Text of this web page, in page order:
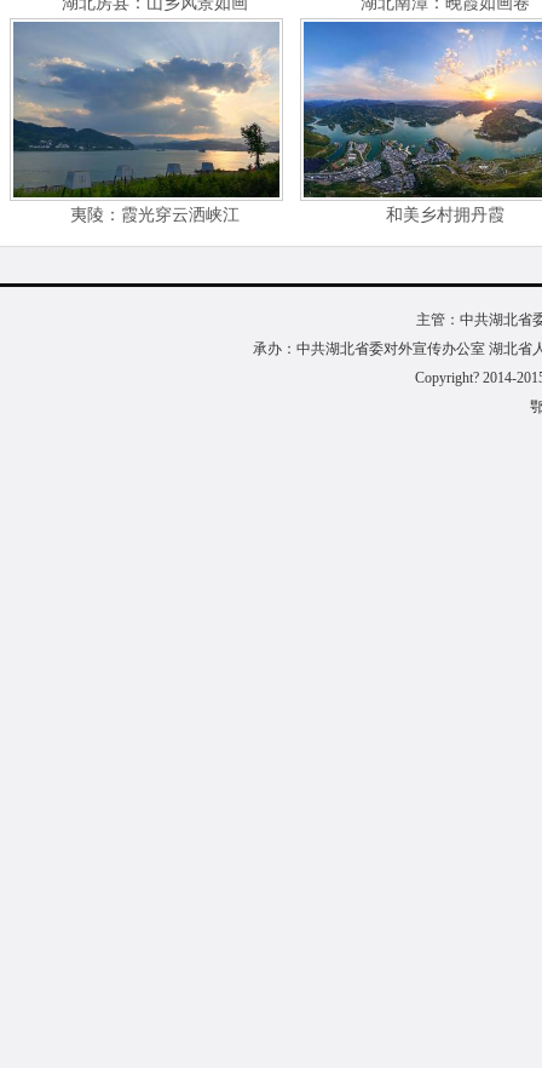
夷陵：霞光穿云洒峡江 和美乡村拥丹霞
主管：中共湖北省
承办：中共湖北省委对外宣传办公室 湖北省
Copyright? 2014-